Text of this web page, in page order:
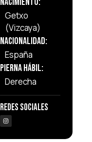
Getxo
(Vizcaya)
Nacionalidad:
España
Pierna Hábil:
Derecha
Redes Sociales